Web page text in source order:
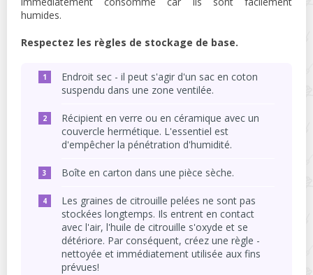
humides.
Respectez les règles de stockage de base.
Endroit sec - il peut s'agir d'un sac en coton
suspendu dans une zone ventilée.
Récipient en verre ou en céramique avec un
couvercle hermétique. L'essentiel est
d'empêcher la pénétration d'humidité.
Boîte en carton dans une pièce sèche.
Les graines de citrouille pelées ne sont pas
stockées longtemps. Ils entrent en contact
avec l'air, l'huile de citrouille s'oxyde et se
détériore. Par conséquent, créez une règle -
nettoyée et immédiatement utilisée aux fins
prévues!